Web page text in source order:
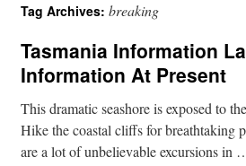
content
Tag Archives: breaking
Tasmania Information
Information At Present
This dramatic seashore is exposed to
Hike the coastal cliffs for breathtaking
are a lot of unbelievable excursions in